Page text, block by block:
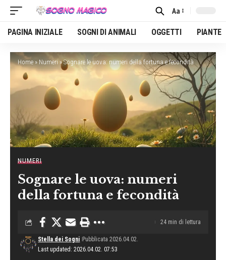
Font
Resizer
Aa
PAGINA INIZIALE SOGNI DI ANIMALI OGGETTI PIANTE
Home»Numeri »Sognare le uova: numeri della fortuna e fecondità
NUMERI
Sognare le uova: numeri
della fortuna e fecondità
Last updated: 2026.04.02. 07:53
Stella dei Sogni Pubblicata 2026.04.02.
24 min di lettura